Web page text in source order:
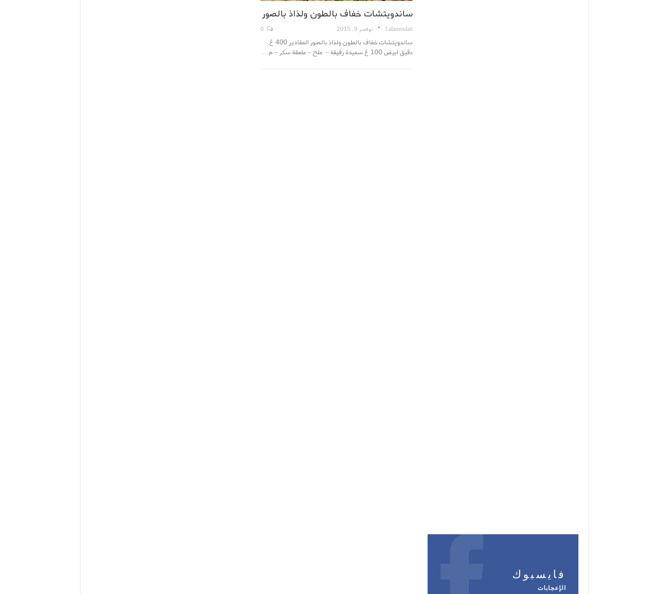
ساندويتشات خفاف بالطون ولذاذ بالصور
Lalamoulati نوفمبر 9, 2015
ساندويتشات خفاف بالطون ولذاذ بالصور المقادير 400 غ
دقيق ابيض 100 غ سميدة رقيقة – ملح – ملعقة سكر – م…
فايسبوك
الإعجابات